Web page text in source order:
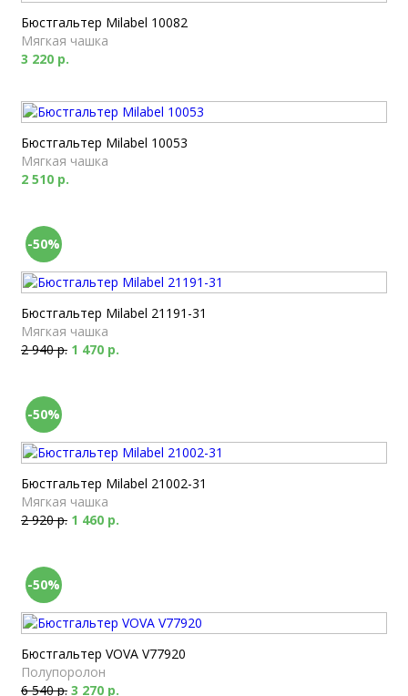
Бюстгальтер Milabel 10082
Мягкая чашка
3 220 р.
Бюстгальтер Milabel 10053
Мягкая чашка
2 510 р.
-50%
Бюстгальтер Milabel 21191-31
Мягкая чашка
2 940 р. 1 470 р.
-50%
Бюстгальтер Milabel 21002-31
Мягкая чашка
2 920 р. 1 460 р.
-50%
Бюстгальтер VOVA V77920
Полупоролон
6 540 р. 3 270 р.